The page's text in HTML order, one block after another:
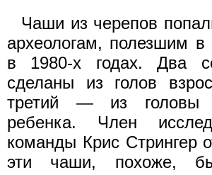
Чаши из черепов
археологам, полезшим
в 1980-х годах. Два
сделаны из голов
третий — из головы
ребенка. Член
команды Крис Стрингер
эти чаши, похоже,